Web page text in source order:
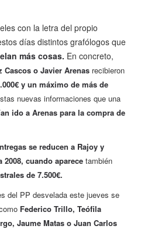
con la letra del propio
días distintos grafólogos que
más cosas. En concreto,
Cascos o Javier Arenas recibieron
y un máximo de más de
nuevas informaciones que una
ido a Arenas para la compra de
se reducen a Rajoy y
2008, cuando aparece también
de 7.500€.
del PP desvelada este jueves se
Federico Trillo, Teófila
Jaume Matas o Juan Carlos